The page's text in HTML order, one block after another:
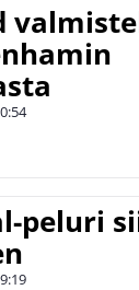
peluri